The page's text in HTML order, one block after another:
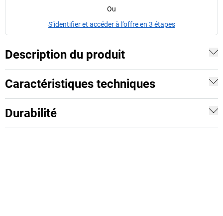
Ou
S’identifier et accéder à l’offre en 3 étapes
Description du produit
Caractéristiques techniques
Durabilité